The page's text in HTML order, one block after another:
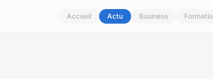
Accueil Actu Business